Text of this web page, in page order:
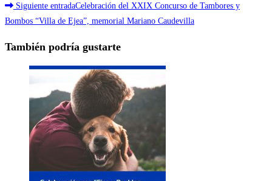
artículos
Siguiente entradaCelebración del XXIX Concurso de Tambores y
Bombos “Villa de Ejea”, memorial Mariano Caudevilla
También podría gustarte